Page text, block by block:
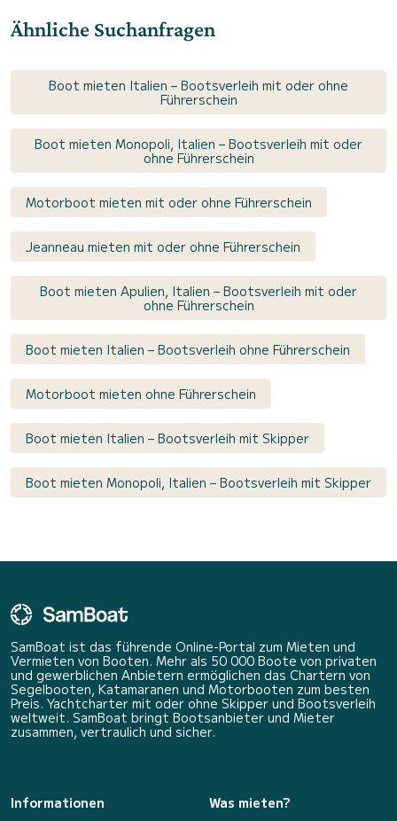
Ähnliche Suchanfragen
Boot mieten Italien – Bootsverleih mit oder ohne
Führerschein
Boot mieten Monopoli, Italien – Bootsverleih mit oder
ohne Führerschein
Motorboot mieten mit oder ohne Führerschein
Jeanneau mieten mit oder ohne Führerschein
Boot mieten Apulien, Italien – Bootsverleih mit oder
ohne Führerschein
Boot mieten Italien – Bootsverleih ohne Führerschein
Motorboot mieten ohne Führerschein
Boot mieten Italien – Bootsverleih mit Skipper
Boot mieten Monopoli, Italien – Bootsverleih mit Skipper
SamBoat ist das führende Online-Portal zum Mieten und
Vermieten von Booten. Mehr als 50 000 Boote von privaten
und gewerblichen Anbietern ermöglichen das Chartern von
Segelbooten, Katamaranen und Motorbooten zum besten
Preis. Yachtcharter mit oder ohne Skipper und Bootsverleih
weltweit. SamBoat bringt Bootsanbieter und Mieter
zusammen, vertraulich und sicher.
Informationen
Was mieten?